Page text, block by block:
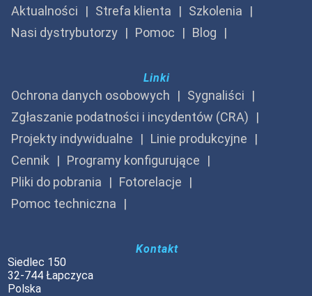
Aktualności
Strefa klienta
Szkolenia
Nasi dystrybutorzy
Pomoc Blog
Linki
Ochrona danych osobowych
Sygnaliści
Zgłaszanie podatności i incydentów (CRA)
Projekty indywidualne
Linie produkcyjne
Cennik
Programy konfigurujące
Pliki do pobrania
Fotorelacje
Pomoc techniczna
Kontakt
Siedlec 150
32-744 Łapczyca
Polska